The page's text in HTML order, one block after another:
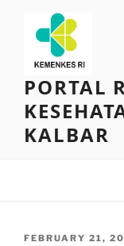
content
PORTAL
KALBAR
POSTED
FEBRUARY 21,